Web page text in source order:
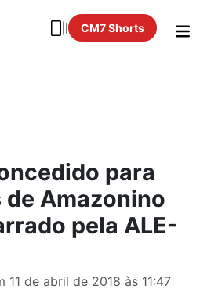
CM7 Shorts
para
Amazonino
pela ALE-
11 de abril de 2018 às 11:47